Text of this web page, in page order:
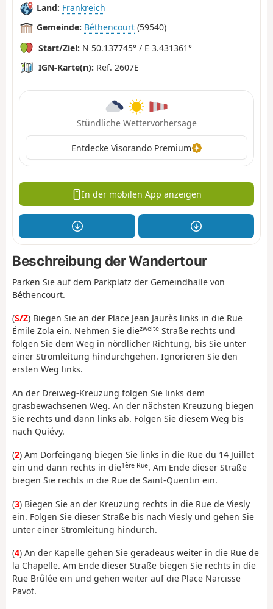
Land: Frankreich
Gemeinde: Béthencourt (59540)
Start/Ziel: N 50.137745° / E 3.431361°
IGN-Karte(n): Ref. 2607E
Stündliche Wettervorhersage
Entdecke Visorando Premium
In der mobilen App anzeigen
Beschreibung der Wandertour
Parken Sie auf dem Parkplatz der Gemeindhalle von
Béthencourt.
(S/Z) Biegen Sie an der Place Jean Jaurès links in die Rue
Émile Zola ein. Nehmen Sie diezweite Straße rechts und
folgen Sie dem Weg in nördlicher Richtung, bis Sie unter
einer Stromleitung hindurchgehen. Ignorieren Sie den
ersten Weg links.
An der Dreiweg-Kreuzung folgen Sie links dem
grasbewachsenen Weg. An der nächsten Kreuzung biegen
Sie rechts und dann links ab. Folgen Sie diesem Weg bis
nach Quiévy.
(2) Am Dorfeingang biegen Sie links in die Rue du 14 Juillet
ein und dann rechts in die1ère Rue. Am Ende dieser Straße
biegen Sie rechts in die Rue de Saint-Quentin ein.
(3) Biegen Sie an der Kreuzung rechts in die Rue de Viesly
ein. Folgen Sie dieser Straße bis nach Viesly und gehen Sie
unter einer Stromleitung hindurch.
(4) An der Kapelle gehen Sie geradeaus weiter in die Rue de
la Chapelle. Am Ende dieser Straße biegen Sie rechts in die
Rue Brûlée ein und gehen weiter auf die Place Narcisse
Pavot.